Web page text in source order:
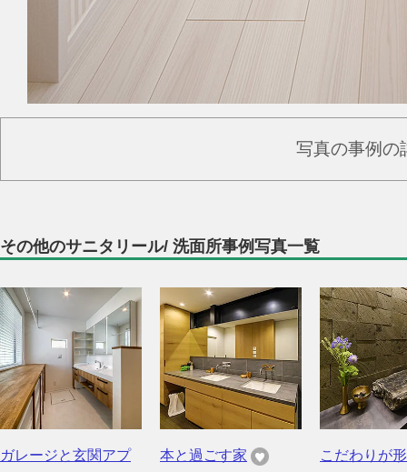
写真の事例の
その他のサニタリール/ 洗面所事例写真一覧
ガレージと玄関アプ
本と過ごす家
こだわりが